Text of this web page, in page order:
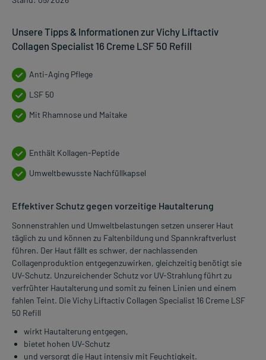
Unsere Tipps & Informationen zur Vichy Liftactiv
Collagen Specialist 16 Creme LSF 50 Refill
Anti-Aging Pflege
LSF 50
Mit Rhamnose und Maitake
Enthält Kollagen-Peptide
Umweltbewusste Nachfüllkapsel
Effektiver Schutz gegen vorzeitige Hautalterung
Sonnenstrahlen und Umweltbelastungen setzen unserer Haut
täglich zu und können zu Faltenbildung und Spannkraftverlust
führen. Der Haut fällt es schwer, der nachlassenden
Collagenproduktion entgegenzuwirken, gleichzeitig benötigt sie
UV-Schutz. Unzureichender Schutz vor UV-Strahlung führt zu
verfrühter Hautalterung und somit zu feinen Linien und einem
fahlen Teint. Die Vichy Liftactiv Collagen Specialist 16 Creme LSF
50 Refill
wirkt Hautalterung entgegen,
bietet hohen UV-Schutz
und versorgt die Haut intensiv mit Feuchtigkeit.